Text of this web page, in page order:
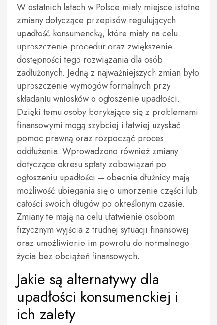
W ostatnich latach w Polsce miały miejsce istotne
zmiany dotyczące przepisów regulujących
upadłość konsumencką, które miały na celu
uproszczenie procedur oraz zwiększenie
dostępności tego rozwiązania dla osób
zadłużonych. Jedną z najważniejszych zmian było
uproszczenie wymogów formalnych przy
składaniu wniosków o ogłoszenie upadłości.
Dzięki temu osoby borykające się z problemami
finansowymi mogą szybciej i łatwiej uzyskać
pomoc prawną oraz rozpocząć proces
oddłużenia. Wprowadzono również zmiany
dotyczące okresu spłaty zobowiązań po
ogłoszeniu upadłości – obecnie dłużnicy mają
możliwość ubiegania się o umorzenie części lub
całości swoich długów po określonym czasie.
Zmiany te mają na celu ułatwienie osobom
fizycznym wyjścia z trudnej sytuacji finansowej
oraz umożliwienie im powrotu do normalnego
życia bez obciążeń finansowych.
Jakie są alternatywy dla
upadłości konsumenckiej i
ich zalety